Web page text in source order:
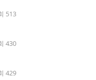
513
430
429